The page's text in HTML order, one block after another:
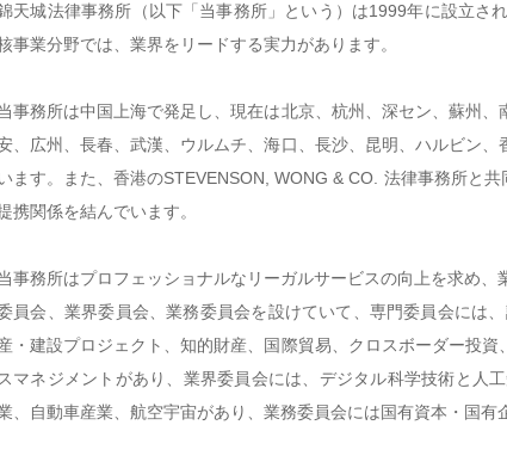
天城法律事務所（以下「当事務所」という）は1999年に設立さ
事業分野では、業界をリードする実力があります。
事務所は中国上海で発足し、現在は北京、杭州、深セン、蘇州
、広州、長春、武漢、ウルムチ、海口、長沙、昆明、ハルビン
ます。また、香港のSTEVENSON, WONG & CO. 法律事務所と
携関係を結んでいます。
事務所はプロフェッショナルなリーガルサービスの向上を求め
員会、業界委員会、業務委員会を設けていて、専門委員会には
・建設プロジェクト、知的財産、国際貿易、クロスボーダー投
スマネジメントがあり、業界委員会には、デジタル科学技術と人
、自動車産業、航空宇宙があり、業務委員会には国有資本・国有